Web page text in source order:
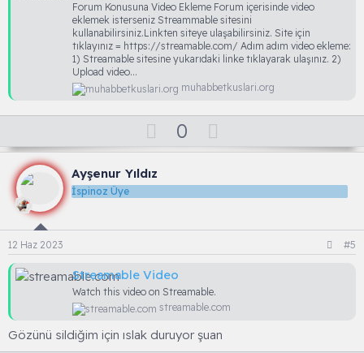
Forum Konusuna Video Ekleme Forum içerisinde video
eklemek isterseniz Streammable sitesini
kullanabilirsiniz.Linkten siteye ulaşabilirsiniz. Site için
tıklayınız = https://streamable.com/ Adım adım video ekleme:
1) Streamable sitesine yukarıdaki linke tıklayarak ulaşınız. 2)
Upload video...
muhabbetkuslari.org
O
y
a
0
o
n
o
Ayşenur Yıldız
İspinoz Üye
12 Haz 2023 #5
Streamable Video
Watch this video on Streamable.
streamable.com
Gözünü sildiğim için ıslak duruyor şuan